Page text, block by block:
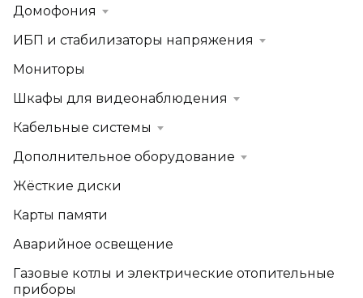
Домофония
ИБП и стабилизаторы напряжения
Мониторы
Шкафы для видеонаблюдения
Кабельные системы
Дополнительное оборудование
Жёсткие диски
Карты памяти
Аварийное освещение
Газовые котлы и электрические отопительные
приборы